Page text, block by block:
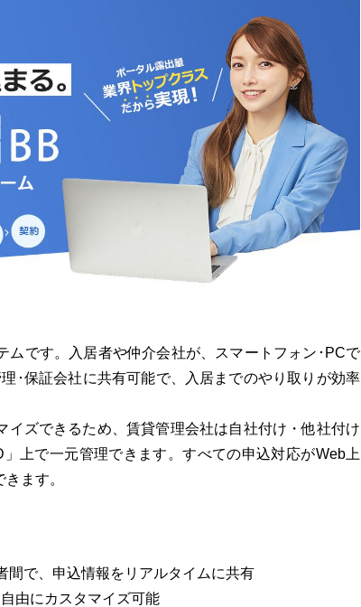
ムです。入居者や仲介会社が、スマートフォン･PCで
･保証会社に共有可能で、入居までのやり取りが効率
イズできるため、賃貸管理会社は自社付け・他社付け
上で一元管理できます。すべての申込対応がWeb上
ます。
間で、申込情報をリアルタイムに共有
由にカスタマイズ可能